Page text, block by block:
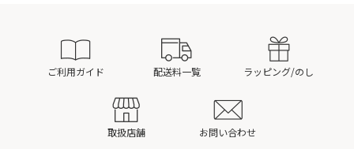
ご利用ガイド 配送料一覧 ラッピング/のし
取扱店舗 お問い合わせ